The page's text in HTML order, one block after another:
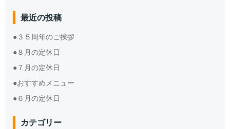
最近の投稿
●３５周年のご挨拶
●８月の定休日
●７月の定休日
●おすすめメニュー
●６月の定休日
カテゴリー